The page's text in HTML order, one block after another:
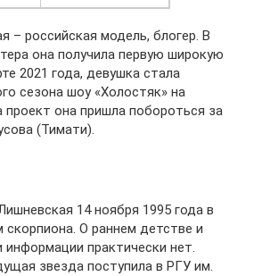
– российская модель, блогер. В
она получила первую широкую
2021 года, девушка стала
сезона шоу «Холостяк» на
проект она пришла побороться за
(Тимати).
14 ноября 1995 года в
О раннем детстве и
информации практически нет.
звезда поступила в РГУ им.